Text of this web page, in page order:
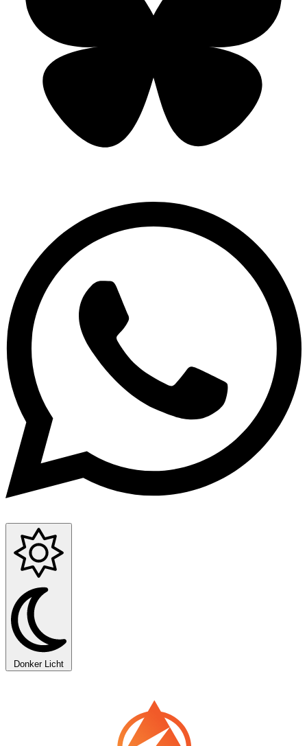
Donker Licht